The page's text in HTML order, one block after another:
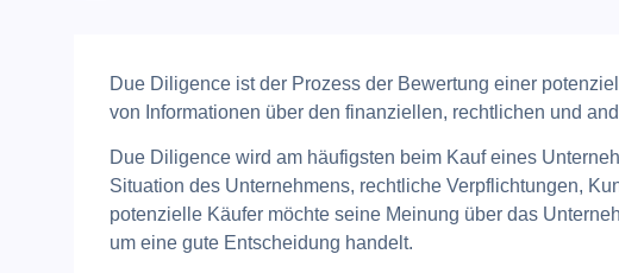
Due Diligence ist der Prozess der Bewertung einer
von Informationen über den finanziellen, rechtlichen und
Due Diligence wird am häufigsten beim Kauf eines
Situation des Unternehmens, rechtliche Verpflichtungen,
potenzielle Käufer möchte seine Meinung über das
um eine gute Entscheidung handelt.